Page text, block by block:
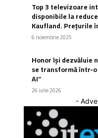
Top 3 televizoare
disponibile la
Kaufland. Prețurile
6 noiembrie 2025
Honor își dezvăluie
se transformă într-
AI”
26 iulie 2026
-